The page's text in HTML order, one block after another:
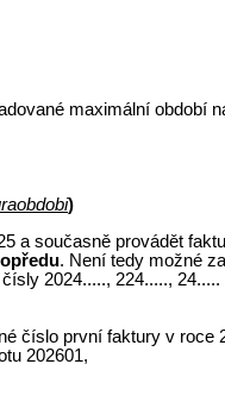
maximální období
)
a současně provádět
. Není tedy možné
2024....., 224.....,
číslo první faktury v roce
202601,